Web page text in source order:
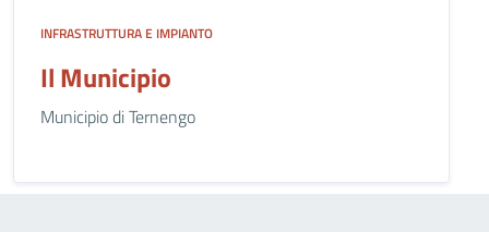
INFRASTRUTTURA E IMPIANTO
Il Municipio
Municipio di Ternengo